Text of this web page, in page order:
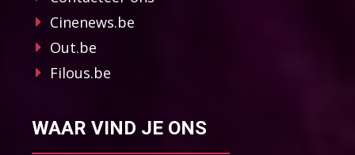
Cinenews.be
Out.be
Filous.be
WAAR VIND JE ONS